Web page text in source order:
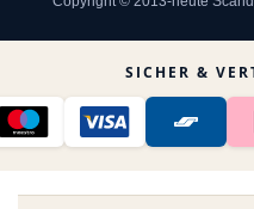
SICHER &